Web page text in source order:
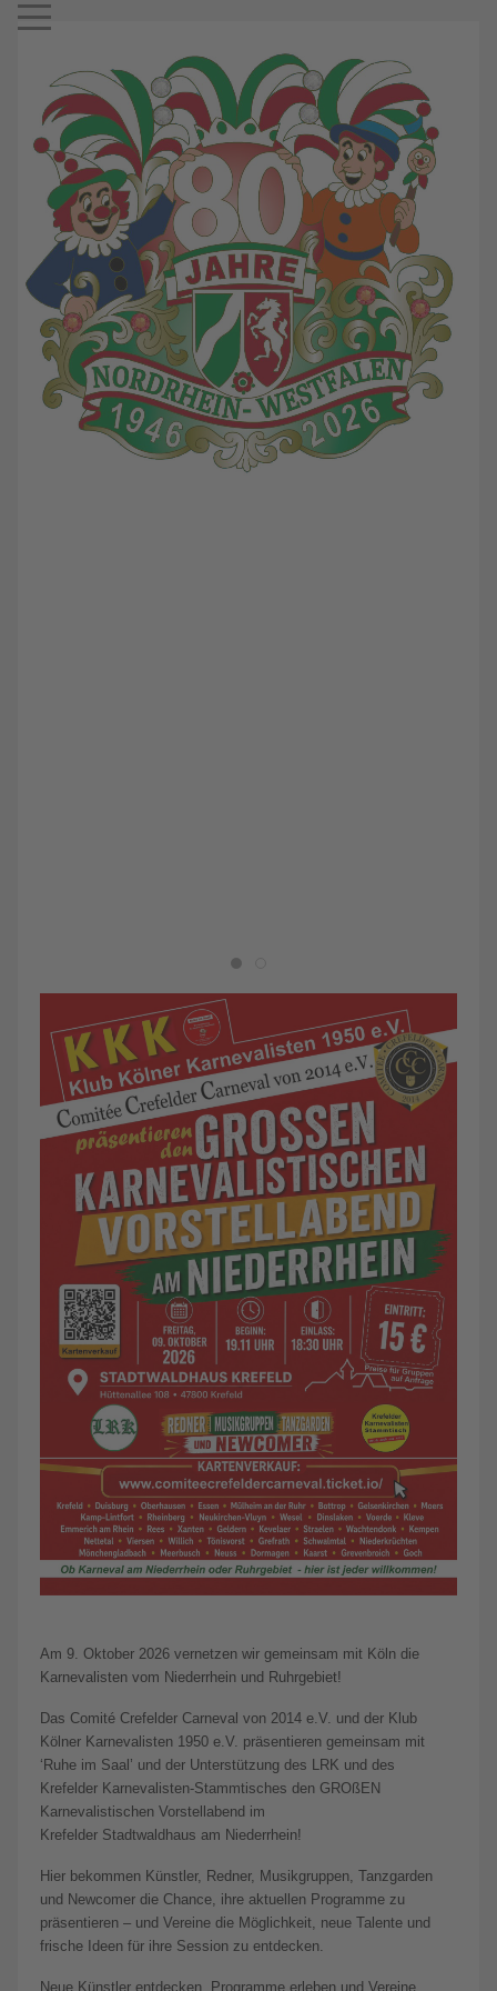
Mobile Menu Toggle
Am 9. Oktober 2026 vernetzen wir gemeinsam mit Köln die
Karnevalisten vom Niederrhein und Ruhrgebiet!
Das Comité Crefelder Carneval von 2014 e.V. und der Klub
Kölner Karnevalisten 1950 e.V. präsentieren gemeinsam mit
‘Ruhe im Saal’ und der Unterstützung des LRK und des
Krefelder Karnevalisten-Stammtisches den GROßEN
Karnevalistischen Vorstellabend im
Krefelder Stadtwaldhaus am Niederrhein!
Hier bekommen Künstler, Redner, Musikgruppen, Tanzgarden
und Newcomer die Chance, ihre aktuellen Programme zu
präsentieren – und Vereine die Möglichkeit, neue Talente und
frische Ideen für ihre Session zu entdecken.
Neue Künstler entdecken, Programme erleben und Vereine